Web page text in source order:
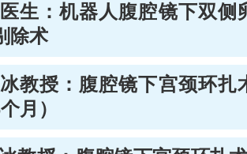
生：机器人腹腔镜下双侧
除术
教授：腹腔镜下宫颈环扎
月）